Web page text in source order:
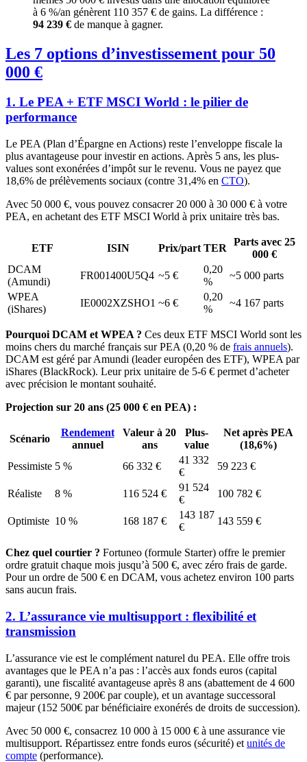
à 6 %/an génèrent 110 357 € de gains. La différence :
94 239 € de manque à gagner.
Les 7 options d’investissement pour 50
000 €
1. Le PEA + ETF MSCI World : le pilier de
performance
Le PEA (Plan d’Épargne en Actions) reste l’enveloppe fiscale la
plus avantageuse pour investir en actions. Après 5 ans, les plus-
values sont exonérées d’impôt sur le revenu. Vous ne payez que
18,6% de prélèvements sociaux (contre 31,4% en CTO).
Avec 50 000 €, vous pouvez consacrer 20 000 à 30 000 € à votre
PEA, en achetant des ETF MSCI World à prix unitaire très bas.
ETF ISIN Prix/part TER
Parts avec 25
000 €
DCAM
(Amundi)
FR001400U5Q4 ~5 €
0,20
%
~5 000 parts
WPEA
(iShares)
IE0002XZSHO1 ~6 €
0,20
%
~4 167 parts
Pourquoi DCAM et WPEA ? Ces deux ETF MSCI World sont les
moins chers du marché français sur PEA (0,20 % de frais annuels).
DCAM est géré par Amundi (leader européen des ETF), WPEA par
iShares (BlackRock). Leur prix unitaire de 5-6 € permet d’acheter
avec précision le montant souhaité.
Projection sur 20 ans (25 000 € en PEA) :
Scénario
Rendement
annuel
Valeur à 20
ans
Plus-
value
Net après PEA
(18,6%)
Pessimiste 5 % 66 332 €
41 332
€
59 223 €
Réaliste 8 % 116 524 €
91 524
€
100 782 €
Optimiste 10 % 168 187 €
143 187
€
143 559 €
Chez quel courtier ? Fortuneo (formule Starter) offre le premier
ordre gratuit chaque mois jusqu’à 500 €, avec zéro frais de garde.
Pour un ordre de 500 € en DCAM, vous achetez environ 100 parts
sans aucun frais.
2. L’assurance vie multisupport : flexibilité et
transmission
L’assurance vie est le complément naturel du PEA. Elle offre trois
avantages que le PEA n’a pas : l’accès aux fonds euros (capital
garanti), une fiscalité avantageuse après 8 ans (abattement de 4 600
€ par personne, 9 200€ par couple), et un avantage successoral
majeur (152 500€ par bénéficiaire exonérés de droits de succession).
Avec 50 000 €, consacrez 10 000 à 15 000 € à une assurance vie
multisupport. Répartissez entre fonds euros (sécurité) et unités de
compte (performance).